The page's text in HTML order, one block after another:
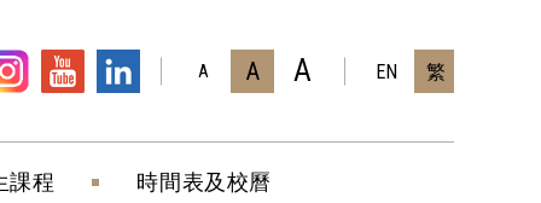
A A A EN 繁
課程
時間表及校曆